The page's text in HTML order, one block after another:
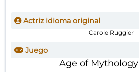
Actriz idioma original
Carole Ruggier
Juego
Age of Mythology